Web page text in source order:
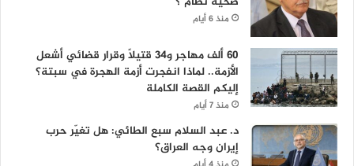
منذ 6 أيام
60 ألف مهاجر و34 قتيلاً وقرار قضائي أشعل
الأزمة.. لماذا انفجرت أزمة الهجرة في سبتة؟
إليكم القصة الكاملة
منذ 7 أيام
د. عبد السلام سبع الطائي: هل تغيّر حرب
إيران وجه العراق؟